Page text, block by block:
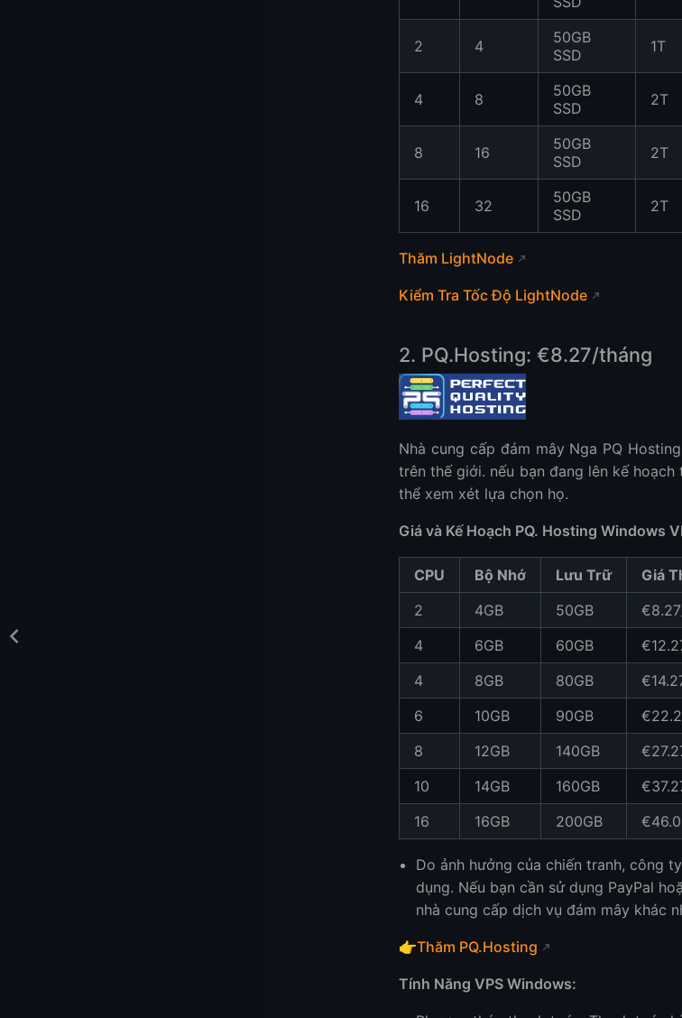
2 4
50GB
SSD
1T
4 8
50GB
SSD
2T
8 16
50GB
SSD
2T
16 32
50GB
SSD
2T
Thăm LightNode
Kiểm Tra Tốc Độ LightNode
2. PQ.Hosting: €8.27/tháng
Nhà cung cấp đám mây Nga PQ
trên thế giới. nếu bạn đang lên kế hoạch
thể xem xét lựa chọn họ.
Giá và Kế Hoạch PQ. Hosting Windows
CPU Bộ Nhớ Lưu Trữ
Giá
2
4GB 50GB
4
6GB 60GB
4
8GB 80GB
6
10GB 90GB
8
12GB 140GB
10
14GB 160GB
16
16GB 200GB
Do ảnh hưởng của chiến tranh, công
dụng. Nếu bạn cần sử dụng PayPal
nhà cung cấp dịch vụ đám mây khác
👉Thăm PQ.Hosting
Tính Năng VPS Windows: